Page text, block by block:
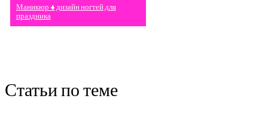
Маникюр + дизайн ногтей для
праздника
Статьи по теме